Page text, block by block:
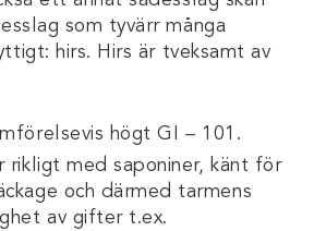
som tyvärr många
hirs. Hirs är tveksamt av
högt GI – 101.
rikligt med saponiner, känt för
och därmed tarmens
av gifter t.ex.